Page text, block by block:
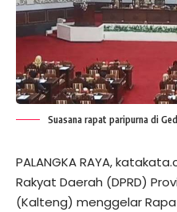
Suasana rapat paripurna di
PALANGKA RAYA,
Rakyat Daerah (DPRD)
(Kalteng) menggelar